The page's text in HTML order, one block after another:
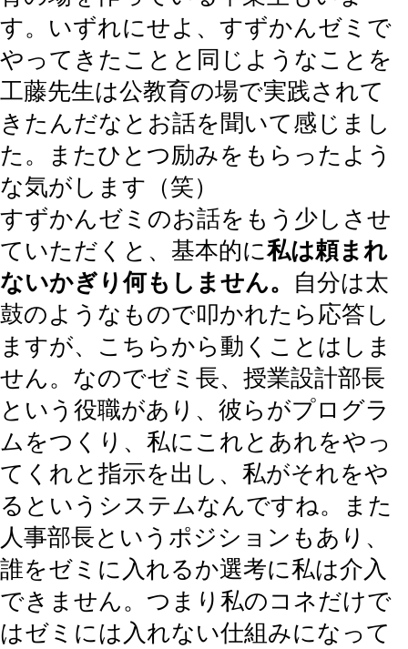
す。いずれにせよ、すずかんゼミで
やってきたことと同じようなことを
工藤先生は公教育の場で実践されて
きたんだなとお話を聞いて感じまし
た。またひとつ励みをもらったよう
な気がします（笑）
すずかんゼミのお話をもう少しさせ
ていただくと、基本的に私は頼まれ
ないかぎり何もしません。
自分は太
鼓のようなもので叩かれたら応答し
ますが、こちらから動くことはしま
せん。なのでゼミ長、授業設計部長
という役職があり、彼らがプログラ
ムをつくり、私にこれとあれをやっ
てくれと指示を出し、私がそれをや
るというシステムなんですね。また
人事部長というポジションもあり、
誰をゼミに入れるか選考に私は介入
できません。つまり私のコネだけで
はゼミには入れない仕組みになって